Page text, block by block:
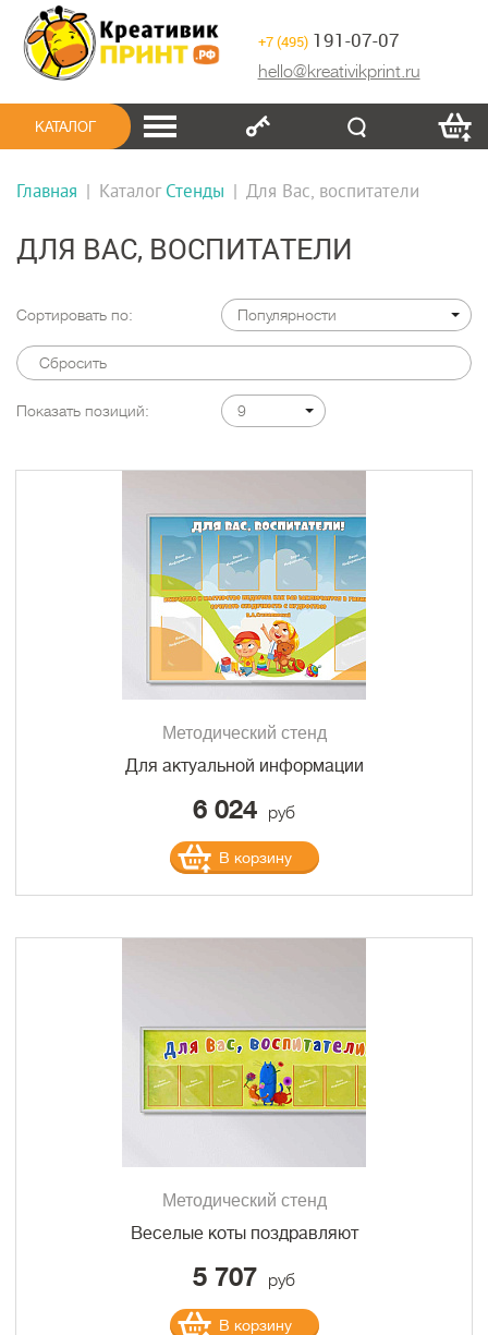
+7 (495)191-07-07
hello@kreativikprint.ru
КАТАЛОГ
Главная | КаталогСтенды | Для Вас, воспитатели
ДЛЯ ВАС, ВОСПИТАТЕЛИ
Сортировать по: Популярности
Сбросить
Показать позиций: 9
Методический стенд
Для актуальной информации
6 024 руб
В корзину
Методический стенд
Веселые коты поздравляют
5 707 руб
В корзину